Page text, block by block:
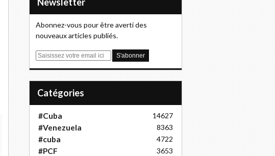
Abonnez-vous pour être averti des
nouveaux articles publiés.
E
Catégories
#Cuba 14627
#Venezuela 8363
#cuba 4722
#PCF 3653